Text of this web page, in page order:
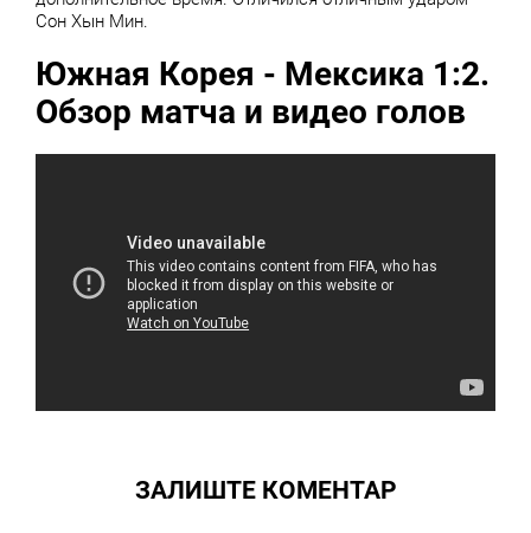
Сон Хын Мин.
Южная Корея - Мексика 1:2.
Обзор матча и видео голов
ЗАЛИШТЕ КОМЕНТАР